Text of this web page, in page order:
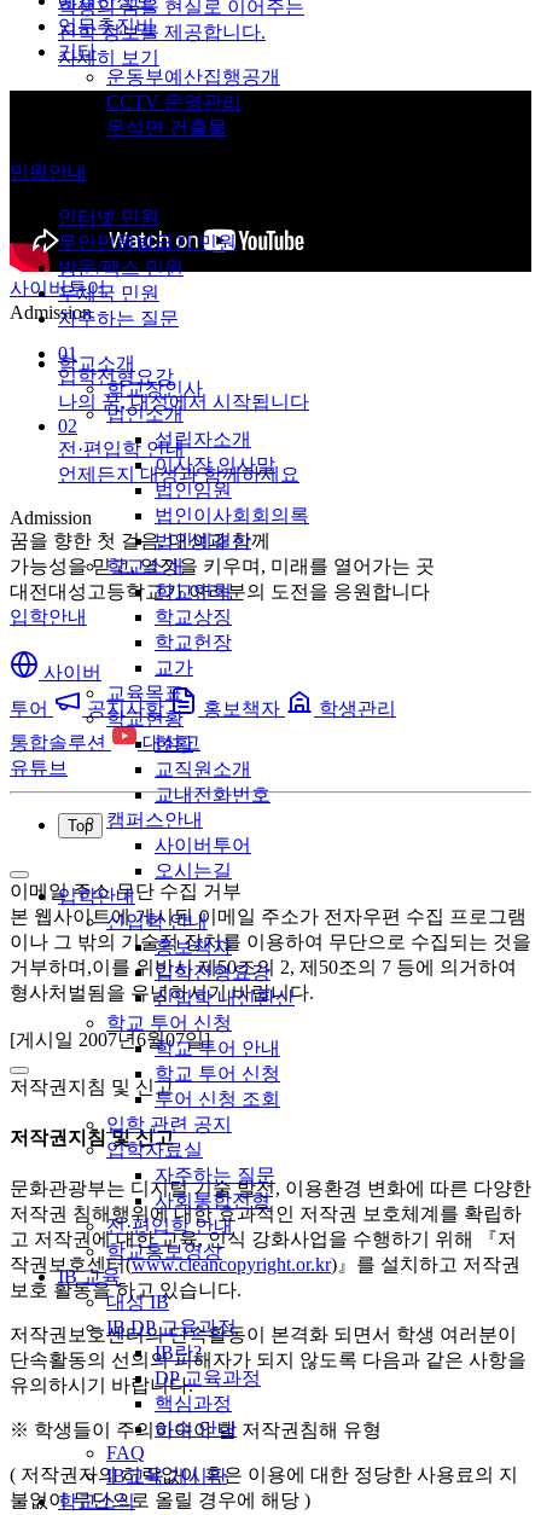
업무추진비
기타
운동부예산집행공개
CCTV 운영관리
무석면 건출물
민원안내
인터넷 민원
무인민원발급기 민원
방문/팩스 민원
우체국 민원
자주하는 질문
학교소개
학교장인사
법인소개
설립자소개
이사장 인사말
법인임원
법인이사회회의록
법인예결산
학교소개
학교연혁
학교상징
학교헌장
교가
교육목표
학교현황
현황
교직원소개
교내전화번호
캠퍼스안내
사이버투어
오시는길
입학안내
신입학 안내
홍보책자
입학전형요강
신입학 내신환산
학교 투어 신청
학교 투어 안내
학교 투어 신청
투어 신청 조회
입학 관련 공지
입학자료실
자주하는 질문
사회통합전형
전·편입학 안내
학교홍보영상
IB 교육
대성 IB
IB DP 교육과정
IB란?
DP 교육과정
핵심과정
이수 안내
FAQ
IB교육 게시판
학교소식
학생의 꿈을 현실로 이어주는
진학 정보를 제공합니다.
자세히 보기
사이버투어
Admission
01
입학전형요강
나의 꿈, 대성에서 시작됩니다
02
전·편입학 안내
언제든지 대성과 함께하세요
Admission
꿈을 향한 첫 걸음, 대성과 함께
가능성을 믿고, 열정을 키우며, 미래를 열어가는 곳
대전대성고등학교가 여러분의 도전을 응원합니다
입학안내
사이버
투어
공지사항 홍보책자
학생관리
통합솔루션
대성고
유튜브
Top
이메일 주소 무단 수집 거부
본 웹사이트에 게시된 이메일 주소가 전자우편 수집 프로그램
이나 그 밖의 기술적 장치를 이용하여 무단으로 수집되는 것을
거부하며,이를 위반시 제50조의 2, 제50조의 7 등에 의거하여
형사처벌됨을 유념하시기 바랍니다.
[게시일 2007년6월07일]
저작권지침 및 신고
저작권지침 및 신고
문화관광부는 디지털 기술 발전, 이용환경 변화에 따른 다양한
저작권 침해행위에 대한 효과적인 저작권 보호체계를 확립하
고 저작권에 대한 교육, 인식 강화사업을 수행하기 위해 『저
작권보호센터(www.cleancopyright.or.kr)』를 설치하고 저작권
보호 활동을 하고 있습니다.
저작권보호센터의 단속활동이 본격화 되면서 학생 여러분이
단속활동의 선의의 피해자가 되지 않도록 다음과 같은 사항을
유의하시기 바랍니다.
※ 학생들이 주의하여야 할 저작권침해 유형
( 저작권자의 허락없이 혹은 이용에 대한 정당한 사용료의 지
불없이 무단으로 올릴 경우에 해당 )